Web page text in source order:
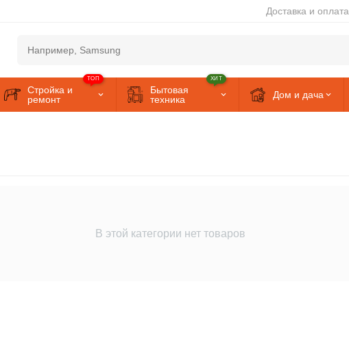
Доставка и оплата
Стройка и
ремонт
ТОП
Бытовая
техника
ХИТ
Дом и дача
В этой категории нет товаров